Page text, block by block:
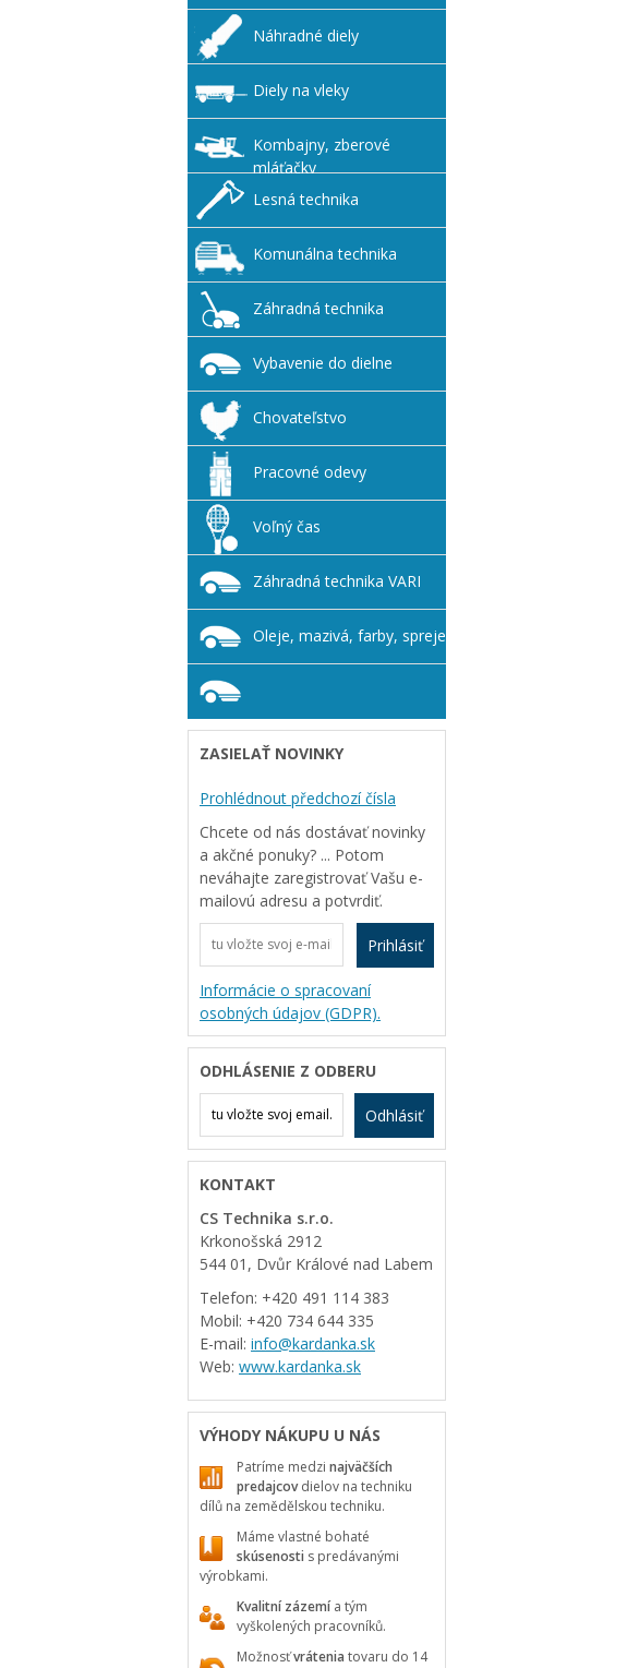
Náhradné diely
Diely na vleky
Kombajny, zberové
mláťačky
Lesná technika
Komunálna technika
Záhradná technika
Vybavenie do dielne
Chovateľstvo
Pracovné odevy
Voľný čas
Záhradná technika VARI
Oleje, mazivá, farby, spreje
ZASIELAŤ NOVINKY
Prohlédnout předchozí čísla
Chcete od nás dostávať novinky
a akčné ponuky? ... Potom
neváhajte zaregistrovať Vašu e-
mailovú adresu a potvrdiť.
Prihlásiť
Informácie o spracovaní
osobných údajov (GDPR).
ODHLÁSENIE Z ODBERU
Odhlásiť
KONTAKT
CS Technika s.r.o.
Krkonošská 2912
544 01, Dvůr Králové nad Labem
Telefon: +420 491 114 383
Mobil: +420 734 644 335
E-mail: info@kardanka.sk
Web: www.kardanka.sk
VÝHODY NÁKUPU U NÁS
Patríme medzi najväčších
predajcovdielov na techniku
dílů na zemědělskou techniku.
Máme vlastné bohaté
skúsenosti s predávanými
výrobkami.
Kvalitní zázemía tým
vyškolených pracovníků.
Možnosťvrátenia tovaru do 14